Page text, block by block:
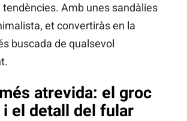
tendències. Amb unes sandàlies
et convertiràs en la
buscada de qualsevol
més atrevida: el groc
i el detall del fular